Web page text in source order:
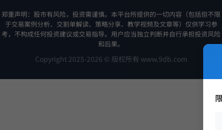
郑重声明：股市有风险，投资需谨慎。本平台所提供的一切内容（包括但不限
于交易案例分析、交割单解读、策略分享、教学视频及文章等）仅供学习参
考，不构成任何投资建议或交易指导。用户应当独立判断并自行承担投资风险
和后果。
Copyright 2025-2026 © 版权所有 www.9db.com